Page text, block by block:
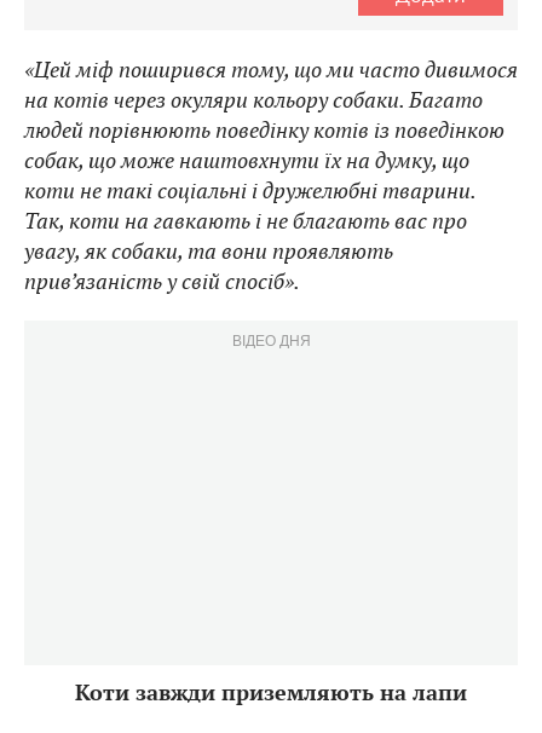
«Цей міф поширився тому, що ми часто дивимося
на котів через окуляри кольору собаки. Багато
людей порівнюють поведінку котів із поведінкою
собак, що може наштовхнути їх на думку, що
коти не такі соціальні і дружелюбні тварини.
Так, коти на гавкають і не благають вас про
увагу, як собаки, та вони проявляють
прив’язаність у свій спосіб».
ВІДЕО ДНЯ
Коти завжди приземляють на лапи